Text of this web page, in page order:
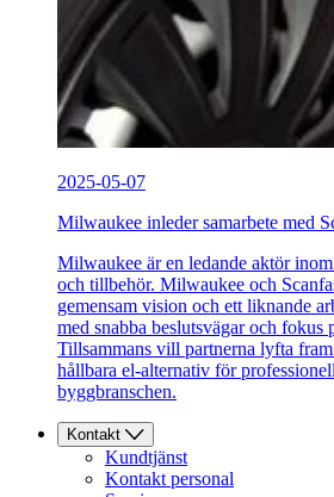
2025-05-07
Milwaukee inleder samarbete med
Milwaukee är en ledande aktör
och tillbehör. Milwaukee och
gemensam vision och ett liknande
med snabba beslutsvägar och fokus
Tillsammans vill partnerna lyfta
hållbara el-alternativ för
byggbranschen.
Kontakt
Kundtjänst
Kontakt personal